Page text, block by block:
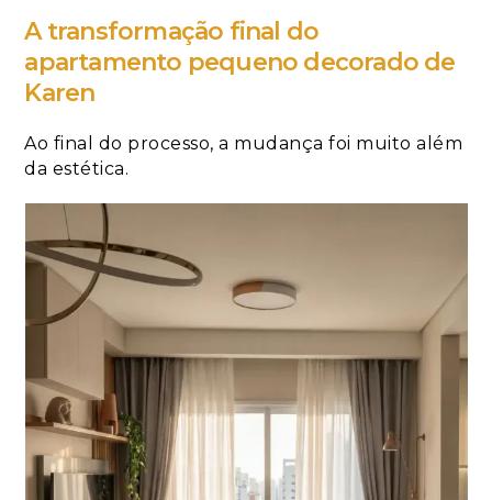
A transformação final do
apartamento pequeno decorado de
Karen
Ao final do processo, a mudança foi muito além
da estética.